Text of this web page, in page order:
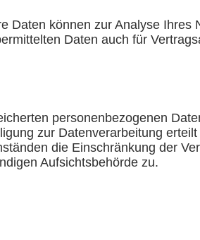
Daten können zur Analyse Ihres
Daten auch für
personenbezogenen
zur Datenverarbeitung
die Einschränkung der
Aufsichtsbehörde zu.